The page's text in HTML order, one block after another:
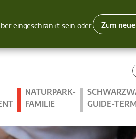
eingeschränkt sein oder
Zum
NATURPARK-
FAMILIE
GUIDE-